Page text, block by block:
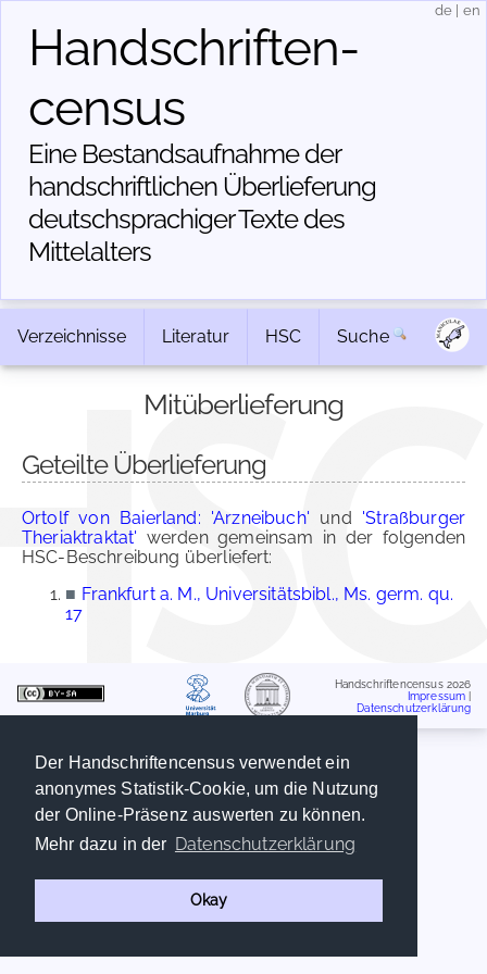
Der Handschriftencensus verwendet ein
anonymes Statistik-Cookie, um die Nutzung
der Online-Präsenz auswerten zu können.
Mehr dazu in der Datenschutzerklärung
Okay
Handschriften­
census
Eine Bestandsaufnahme der
handschriftlichen Über­lieferung
deutschsprachiger Texte des
Mittelalters
de en
Verzeichnisse Literatur HSC Suche
Mitüberlieferung
Geteilte Überlieferung
Ortolf von Baierland: 'Arzneibuch' und 'Straßburger
Theriaktraktat' werden gemeinsam in der folgenden
HSC-Beschreibung überliefert:
■ Frankfurt a. M., Universitätsbibl., Ms. germ. qu.
17
Handschriftencensus 2026
Impressum
Datenschutzerklärung